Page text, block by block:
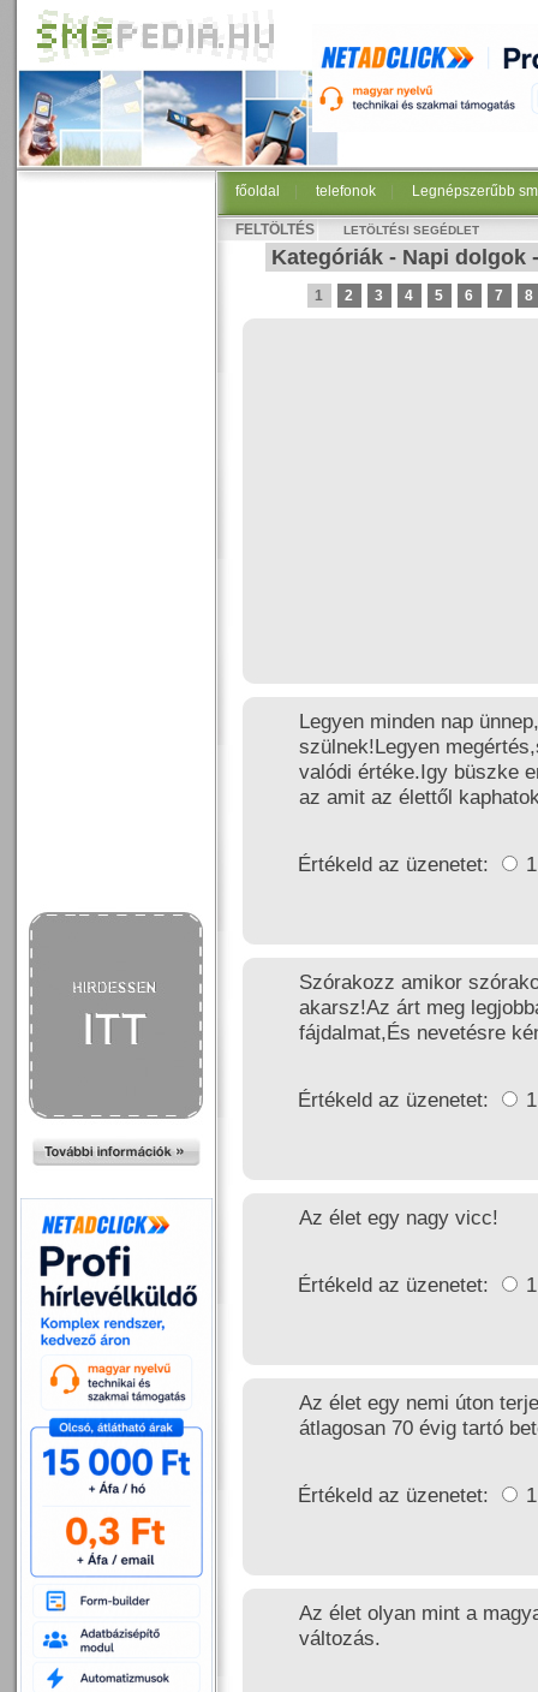
főoldal telefonok Legnépszerűbb
FELTÖLTÉS LETÖLTÉSI SEGÉDLET
Kategóriák - Napi dolgok
1 2 3 4 5 6 7 8
Legyen minden nap
szülnek!Legyen
valódi értéke.Igy büszke
az amit az élettől
Értékeld az üzenetet:
Szórakozz amikor
akarsz!Az árt meg
fájdalmat,És nevetésre
Értékeld az üzenetet:
Az élet egy nagy vicc!
Értékeld az üzenetet:
Az élet egy nemi úton
átlagosan 70 évig tartó
Értékeld az üzenetet:
Az élet olyan mint a
változás.